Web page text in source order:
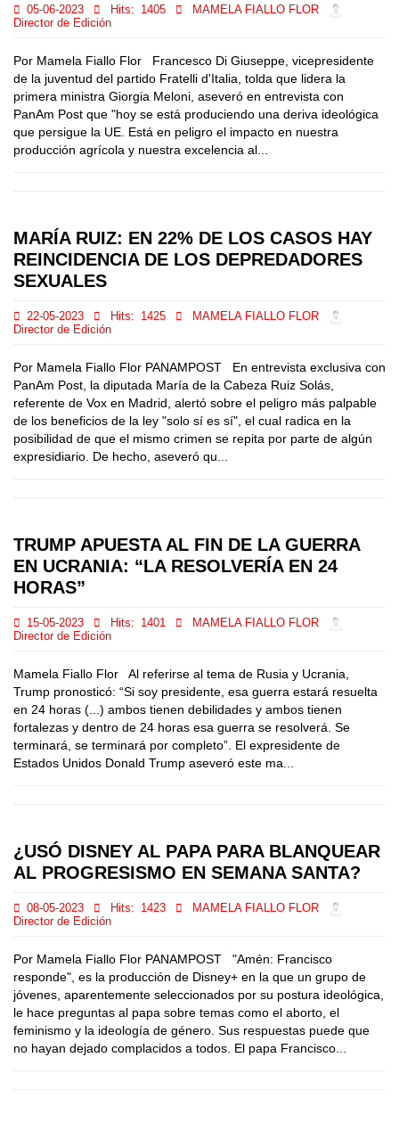
05-06-2023 Hits: 1405
MAMELA FIALLO FLOR
Director de Edición
Por Mamela Fiallo Flor Francesco Di Giuseppe, vicepresidente
de la juventud del partido Fratelli d'Italia, tolda que lidera la
primera ministra Giorgia Meloni, aseveró en entrevista con
PanAm Post que "hoy se está produciendo una deriva ideológica
que persigue la UE. Está en peligro el impacto en nuestra
producción agrícola y nuestra excelencia al...
MARÍA RUIZ: EN 22% DE LOS CASOS HAY
REINCIDENCIA DE LOS DEPREDADORES
SEXUALES
22-05-2023 Hits: 1425
MAMELA FIALLO FLOR
Director de Edición
Por Mamela Fiallo Flor PANAMPOST En entrevista exclusiva con
PanAm Post, la diputada María de la Cabeza Ruiz Solás,
referente de Vox en Madrid, alertó sobre el peligro más palpable
de los beneficios de la ley "solo sí es sí", el cual radica en la
posibilidad de que el mismo crimen se repita por parte de algún
expresidiario. De hecho, aseveró qu...
TRUMP APUESTA AL FIN DE LA GUERRA
EN UCRANIA: “LA RESOLVERÍA EN 24
HORAS”
15-05-2023 Hits: 1401
MAMELA FIALLO FLOR
Director de Edición
Mamela Fiallo Flor Al referirse al tema de Rusia y Ucrania,
Trump pronosticó: “Si soy presidente, esa guerra estará resuelta
en 24 horas (...) ambos tienen debilidades y ambos tienen
fortalezas y dentro de 24 horas esa guerra se resolverá. Se
terminará, se terminará por completo”. El expresidente de
Estados Unidos Donald Trump aseveró este ma...
¿USÓ DISNEY AL PAPA PARA BLANQUEAR
AL PROGRESISMO EN SEMANA SANTA?
08-05-2023 Hits: 1423
MAMELA FIALLO FLOR
Director de Edición
Por Mamela Fiallo Flor PANAMPOST "Amén: Francisco
responde", es la producción de Disney+ en la que un grupo de
jóvenes, aparentemente seleccionados por su postura ideológica,
le hace preguntas al papa sobre temas como el aborto, el
feminismo y la ideología de género. Sus respuestas puede que
no hayan dejado complacidos a todos. El papa Francisco...